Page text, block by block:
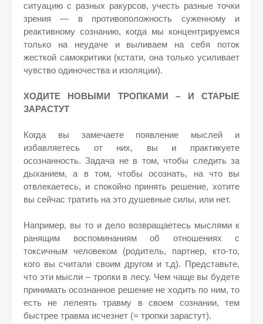
ситуацию с разных ракурсов, учесть разные точки
зрения — в противоположность суженному и
реактивному сознанию, когда мы концентрируемся
только на неудаче и выливаем на себя поток
жесткой самокритики (кстати, она только усиливает
чувство одиночества и изоляции).
ХОДИТЕ НОВЫМИ ТРОПКАМИ – И СТАРЫЕ
ЗАРАСТУТ
Когда вы замечаете появление мыслей и
избавляетесь от них, вы и практикуете
осознанность. Задача не в том, чтобы следить за
дыханием, а в том, чтобы осознать, на что вы
отвлекаетесь, и спокойно принять решение, хотите
вы сейчас тратить на это душевные силы, или нет.
Например, вы то и дело возвращаетесь мыслями к
ранящим воспоминаниям об отношениях с
токсичным человеком (родитель, партнер, кто-то,
кого вы считали своим другом и т.д). Представьте,
что эти мысли – тропки в лесу. Чем чаще вы будете
принимать осознанное решение не ходить по ним, то
есть не лелеять травму в своем сознании, тем
быстрее травма исчезнет (= тропки зарастут).